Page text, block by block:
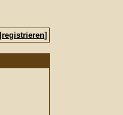
registrieren]